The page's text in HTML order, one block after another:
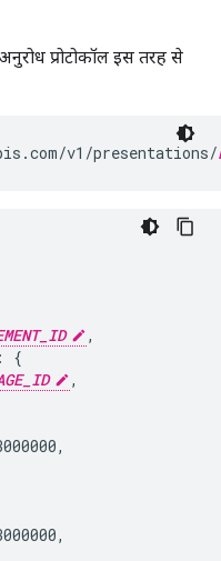
प्रोटोकॉल इस तरह से
v1/presentations/
,
{
,